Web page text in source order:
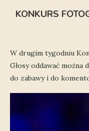
KONKURS
W drugim tygodniu
Głosy oddawać
do zabawy i do